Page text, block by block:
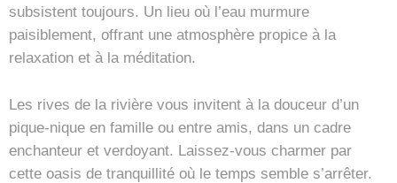
subsistent toujours. Un lieu où l’eau murmure
paisiblement, offrant une atmosphère propice à la
relaxation et à la méditation.
Les rives de la rivière vous invitent à la douceur d’un
pique-nique en famille ou entre amis, dans un cadre
enchanteur et verdoyant. Laissez-vous charmer par
cette oasis de tranquillité où le temps semble s’arrêter.